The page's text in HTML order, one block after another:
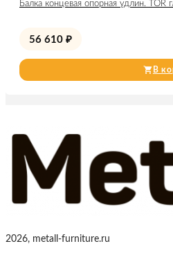
Балка концевая опорная удлин.
56 610 ₽
В
2026, metall-furniture.ru